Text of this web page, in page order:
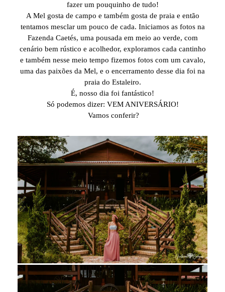
fazer um pouquinho de tudo!
A Mel gosta de campo e também gosta de praia e então
tentamos mesclar um pouco de cada. Iniciamos as fotos na
Fazenda Caetés, uma pousada em meio ao verde, com
cenário bem rústico e acolhedor, exploramos cada cantinho
e também nesse meio tempo fizemos fotos com um cavalo,
uma das paixões da Mel, e o encerramento desse dia foi na
praia do Estaleiro.
É, nosso dia foi fantástico!
Só podemos dizer: VEM ANIVERSÁRIO!
Vamos conferir?